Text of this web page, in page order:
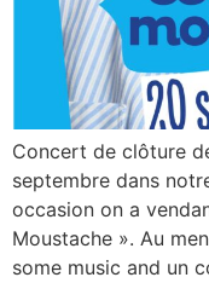
Concert de clôture
septembre dans
occasion on a
Moustache ». Au
some music and un